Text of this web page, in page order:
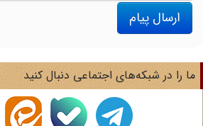
ارسال پیام
را در شبکه‌های اجتماعی دنبال کنید